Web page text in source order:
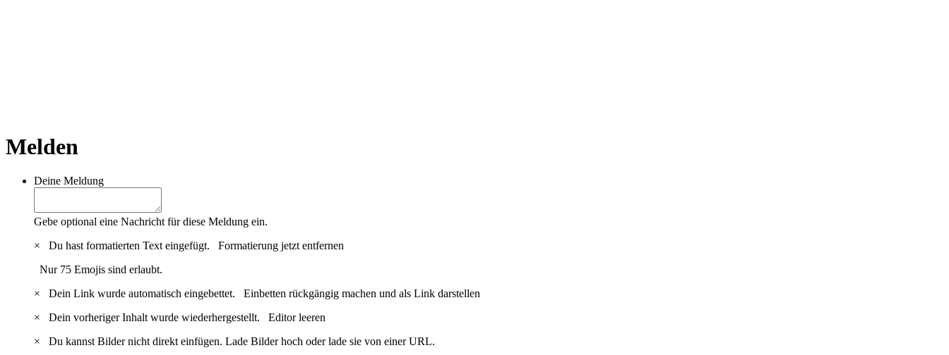
Melden
Deine Meldung
Gebe optional eine Nachricht für diese Meldung ein.
×
Du hast formatierten Text eingefügt. Formatierung jetzt entfernen
Nur 75 Emojis sind erlaubt.
×
Dein Link wurde automatisch eingebettet. Einbetten rückgängig machen und als Link darstellen
×
Dein vorheriger Inhalt wurde wiederhergestellt. Editor leeren
×
Du kannst Bilder nicht direkt einfügen. Lade Bilder hoch oder lade sie von einer URL.